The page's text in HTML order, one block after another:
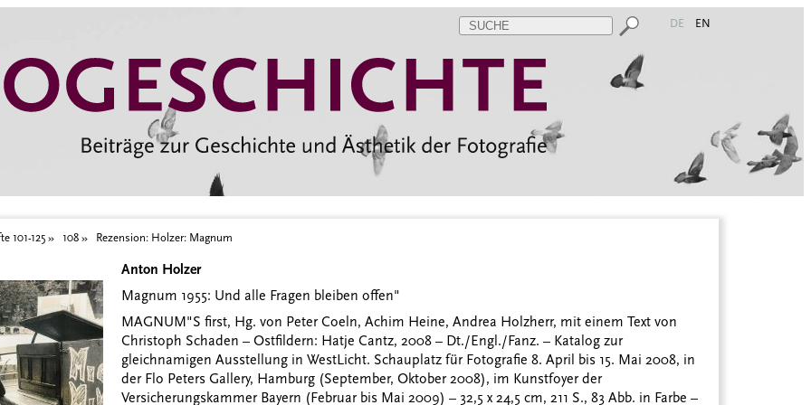
DE EN
101-125 108 Rezension: Holzer: Magnum
Anton Holzer
Magnum 1955: Und alle Fragen bleiben offen"
MAGNUM"S first, Hg. von Peter Coeln, Achim Heine, Andrea Holzherr, mit einem Text von
Christoph Schaden – Ostfildern: Hatje Cantz, 2008 – Dt./Engl./Fanz. – Katalog zur
gleichnamigen Ausstellung in WestLicht. Schauplatz für Fotografie 8. April bis 15. Mai 2008, in
der Flo Peters Gallery, Hamburg (September, Oktober 2008), im Kunstfoyer der
Versicherungskammer Bayern (Februar bis Mai 2009) – 32,5 x 24,5 cm, 211 S., 83 Abb. in Farbe –